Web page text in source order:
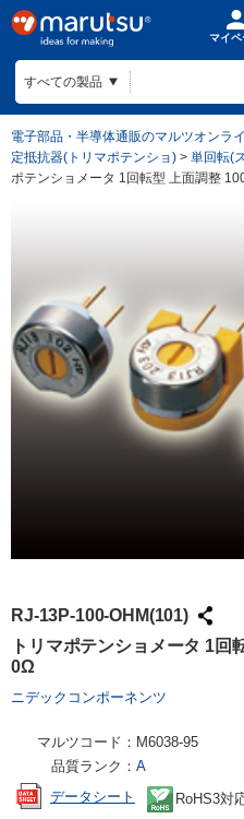
マイペ
電子部品・半導体通販のマルツオンラ
定抵抗器(トリマポテンショ) > 単回転(
ポテンショメータ 1回転型 上面調整
RJ-13P-100-OHM(101)
トリマポテンショメータ 1回
0Ω
ニデックコンポーネンツ
マルツコード： M6038-95
品質ランク： A
データシート
RoHS3対